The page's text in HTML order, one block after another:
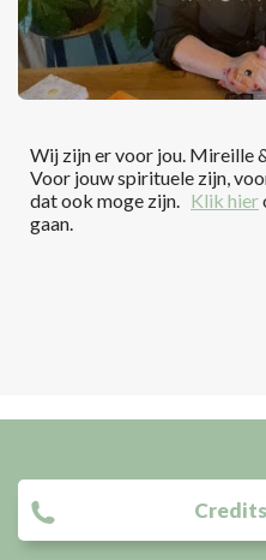
Wij zijn er voor jou. Mireille
Voor jouw spirituele zijn,
dat ook moge zijn. Klik hier
gaan.